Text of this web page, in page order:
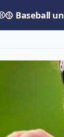
Baseball